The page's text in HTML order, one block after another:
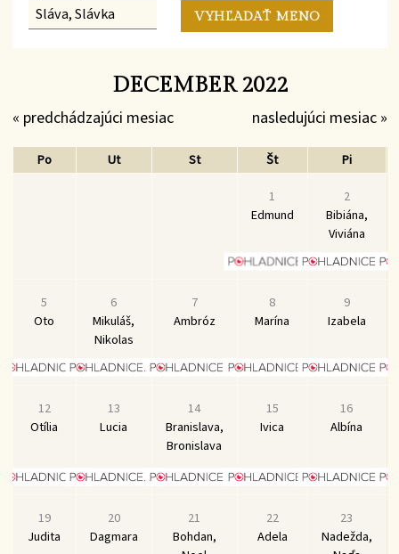
DECEMBER 2022
« predchádzajúci mesiac nasledujúci mesiac »
Po Ut St Št
Pi
1
Edmund
2
Bibiána,
Viviána
5
Oto
6
Mikuláš,
Nikolas
7
Ambróz
8
Marína
9
Izabela
12
Otília
13
Lucia
14
Branislava,
Bronislava
15
Ivica
16
Albína
19
Judita
20
Dagmara
21
Bohdan,
22
Adela
23
Nadežda,